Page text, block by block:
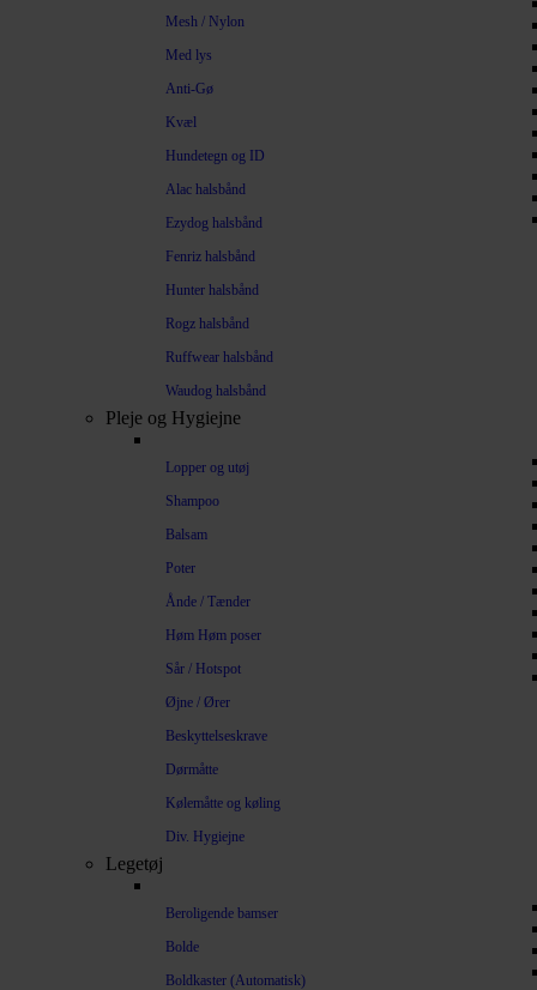
Mesh / Nylon
Med lys
Anti-Gø
Kvæl
Hundetegn og ID
Alac halsbånd
Ezydog halsbånd
Fenriz halsbånd
Hunter halsbånd
Rogz halsbånd
Ruffwear halsbånd
Waudog halsbånd
Pleje og Hygiejne
Lopper og utøj
Shampoo
Balsam
Poter
Ånde / Tænder
Høm Høm poser
Sår / Hotspot
Øjne / Ører
Beskyttelseskrave
Dørmåtte
Kølemåtte og køling
Div. Hygiejne
Legetøj
Beroligende bamser
Bolde
Boldkaster (Automatisk)